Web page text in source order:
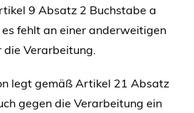
9 Absatz 2 Buchstabe a
fehlt an einer anderweitigen
Verarbeitung.
legt gemäß Artikel 21 Absatz
gegen die Verarbeitung ein